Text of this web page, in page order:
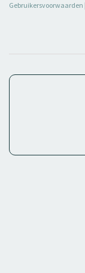
Gebruikersvoorwaarden